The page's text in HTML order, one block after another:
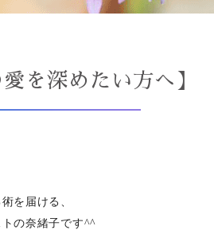
を深めたい方へ】
を届ける、
の奈緒子です^^